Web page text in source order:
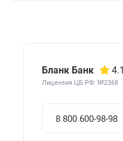
Бланк Банк 4.1
Лицензия ЦБ РФ: №2368
8 800 600-98-98